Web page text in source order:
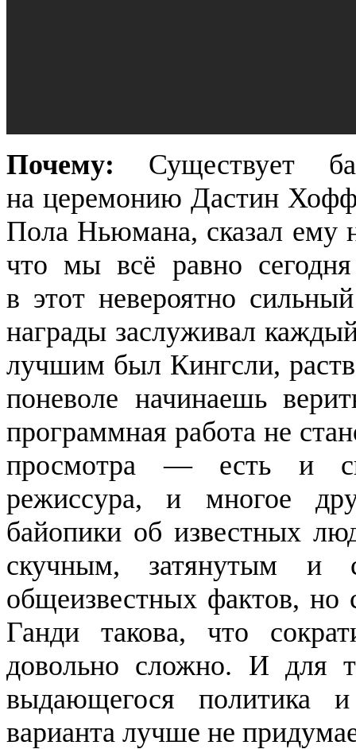
Почему: Существует
на церемонию Дастин
Пола Ньюмана, сказал ему
что мы всё равно
в этот невероятно
награды заслуживал
лучшим был Кингсли,
поневоле начинаешь
программная работа не
просмотра — есть и
режиссура, и многое
байопики об известных
скучным, затянутым и
общеизвестных фактов, но
Ганди такова, что
довольно сложно. И для
выдающегося политика и
варианта лучше не